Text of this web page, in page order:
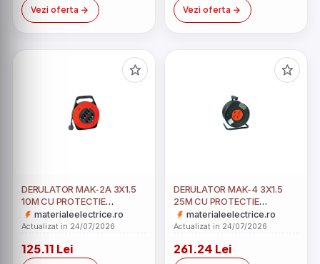
Vezi oferta Vezi oferta
DERULATOR MAK-2A 3X1.5
10M CU PROTECTIE
TERMICA
materialeelectrice.ro
Actualizat in 24/07/2026
125.11 Lei
DERULATOR MAK-4 3X1.5
25M CU PROTECTIE
TERMICA
materialeelectrice.ro
Actualizat in 24/07/2026
261.24 Lei